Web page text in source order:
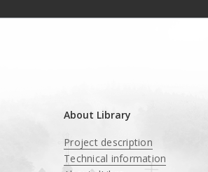
About Library
Project description
Technical information